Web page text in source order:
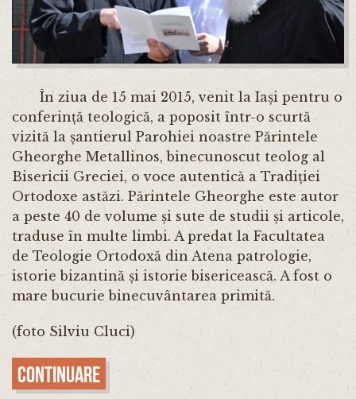
În ziua de 15 mai 2015, venit la Iași pentru o
conferință teologică, a poposit într-o scurtă
vizită la șantierul Parohiei noastre Părintele
Gheorghe Metallinos, binecunoscut teolog al
Bisericii Greciei, o voce autentică a Tradiției
Ortodoxe astăzi. Părintele Gheorghe este autor
a peste 40 de volume și sute de studii și articole,
traduse în multe limbi. A predat la Facultatea
de Teologie Ortodoxă din Atena patrologie,
istorie bizantină și istorie bisericească. A fost o
mare bucurie binecuvântarea primită.
(foto Silviu Cluci)
Continuare